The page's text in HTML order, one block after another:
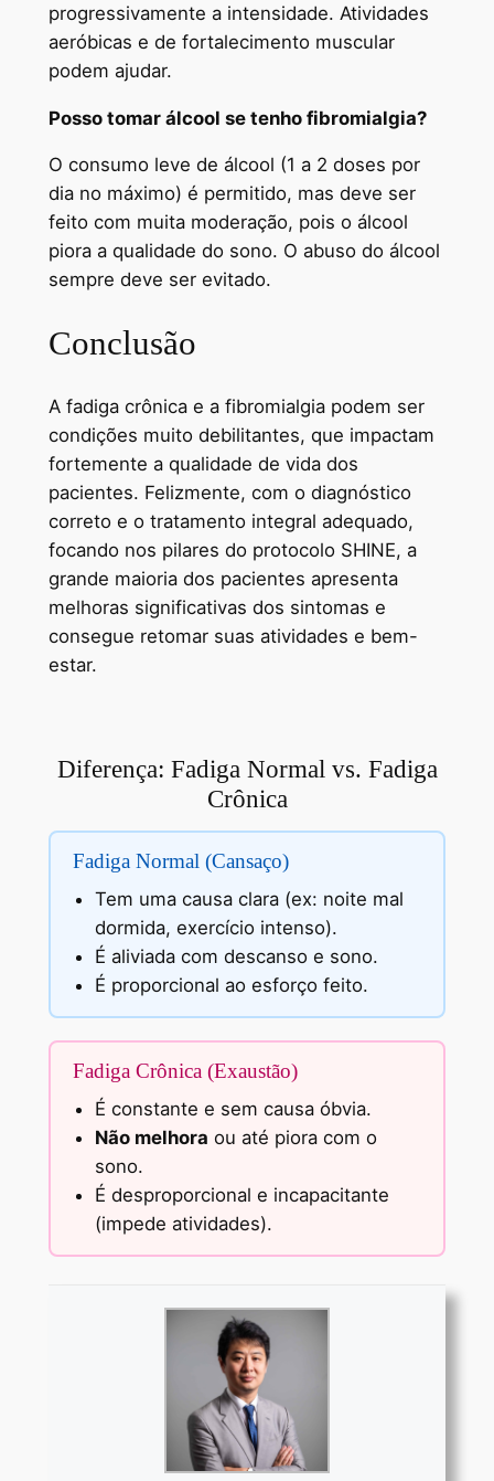
progressivamente a intensidade. Atividades
aeróbicas e de fortalecimento muscular
podem ajudar.
Posso tomar álcool se tenho fibromialgia?
O consumo leve de álcool (1 a 2 doses por
dia no máximo) é permitido, mas deve ser
feito com muita moderação, pois o álcool
piora a qualidade do sono. O abuso do álcool
sempre deve ser evitado.
Conclusão
A fadiga crônica e a fibromialgia podem ser
condições muito debilitantes, que impactam
fortemente a qualidade de vida dos
pacientes. Felizmente, com o diagnóstico
correto e o tratamento integral adequado,
focando nos pilares do protocolo SHINE, a
grande maioria dos pacientes apresenta
melhoras significativas dos sintomas e
consegue retomar suas atividades e bem-
estar.
Diferença: Fadiga Normal vs. Fadiga
Crônica
Fadiga Normal (Cansaço)
Tem uma causa clara (ex: noite mal
dormida, exercício intenso).
É aliviada com descanso e sono.
É proporcional ao esforço feito.
Fadiga Crônica (Exaustão)
É constante e sem causa óbvia.
Não melhora ou até piora com o
sono.
É desproporcional e incapacitante
(impede atividades).